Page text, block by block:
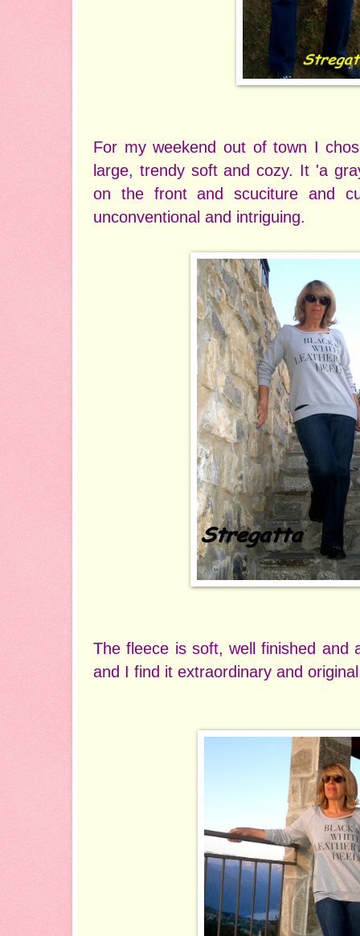
For my weekend out of town I
large, trendy soft and cozy. It 'a
on the front and scuciture and
unconventional and intriguing.
The fleece is soft, well finished and
and I find it extraordinary and